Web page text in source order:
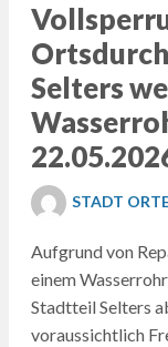
Selters
STADT
Aufgrund von
einem
Stadtteil Selters
voraussichtlich